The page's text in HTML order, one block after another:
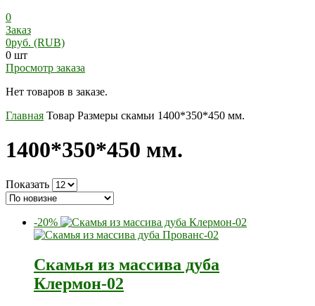
0
Заказ
0руб. (RUB)
0 шт
Просмотр заказа
Нет товаров в заказе.
Главная Товар Размеры скамьи 1400*350*450 мм.
1400*350*450 мм.
Показать
-20%
Скамья из массива дуба
Клермон-02